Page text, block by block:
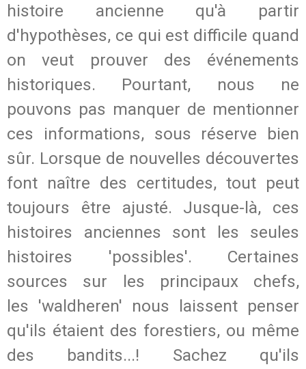
histoire ancienne qu'à partir
d'hypothèses, ce qui est difficile quand
on veut prouver des événements
historiques. Pourtant, nous ne
pouvons pas manquer de mentionner
ces informations, sous réserve bien
sûr. Lorsque de nouvelles découvertes
font naître des certitudes, tout peut
toujours être ajusté. Jusque-là, ces
histoires anciennes sont les seules
histoires 'possibles'. Certaines
sources sur les principaux chefs,
les 'waldheren' nous laissent penser
qu'ils étaient des forestiers, ou même
des bandits...! Sachez qu'ils